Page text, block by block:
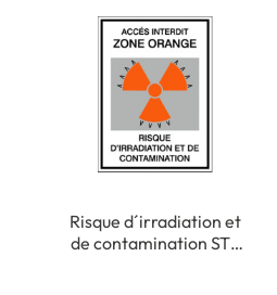
Risque d´irradiation et
de contamination STF